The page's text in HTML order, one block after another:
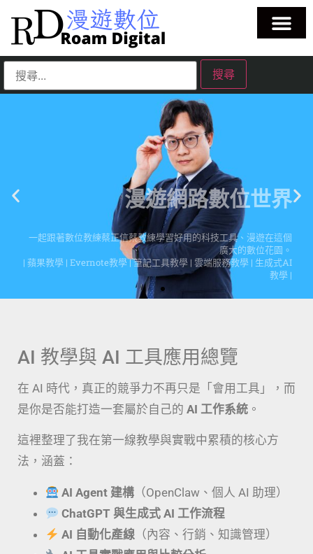
漫遊網路數位世界
一起跟著數位教練蔡正信蔡教練學習好用的科技工具、漫遊在這個
廣大的數位花園。
| 蘋果教學 | Evernote教學 | 筆記工具教學 | 雲端服務教學 | 生成式AI
教學 |
點擊這裡
AI 教學與 AI 工具應用總覽
在 AI 時代，真正的競爭力不再只是「會用工具」，而
是你是否能打造一套屬於自己的 AI 工作系統 。
這裡整理了我在第一線教學與實戰中累積的核心方
法，涵蓋：
AI Agent 建構 （OpenClaw、個人 AI 助理）
ChatGPT 與生成式 AI 工作流程
AI 自動化產線 （內容、行銷、知識管理）